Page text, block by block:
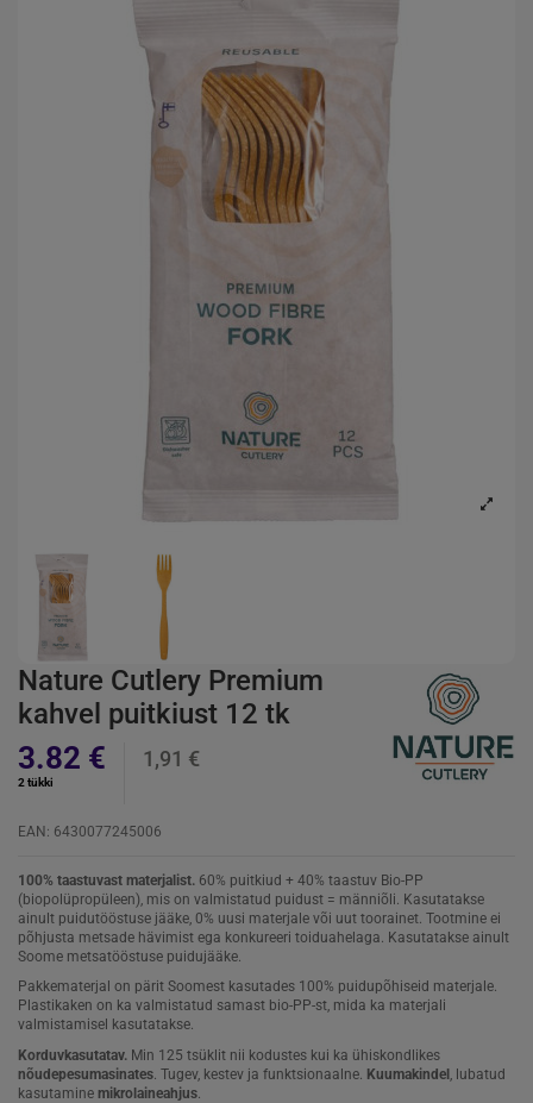
Nature Cutlery Premium
kahvel puitkiust 12 tk
3.82 €
2 tükki
1,91 €
EAN: 6430077245006
100% taastuvast materjalist. 60% puitkiud + 40% taastuv Bio-PP
(biopolüpropüleen), mis on valmistatud puidust = männiõli. Kasutatakse
ainult puidutööstuse jääke, 0% uusi materjale või uut toorainet. Tootmine ei
põhjusta metsade hävimist ega konkureeri toiduahelaga. Kasutatakse ainult
Soome metsatööstuse puidujääke.
Pakkematerjal on pärit Soomest kasutades 100% puidupõhiseid materjale.
Plastikaken on ka valmistatud samast bio-PP-st, mida ka materjali
valmistamisel kasutatakse.
Korduvkasutatav. Min 125 tsüklit nii kodustes kui ka ühiskondlikes
nõudepesumasinates . Tugev, kestev ja funktsionaalne. Kuumakindel , lubatud
kasutamine mikrolaineahjus